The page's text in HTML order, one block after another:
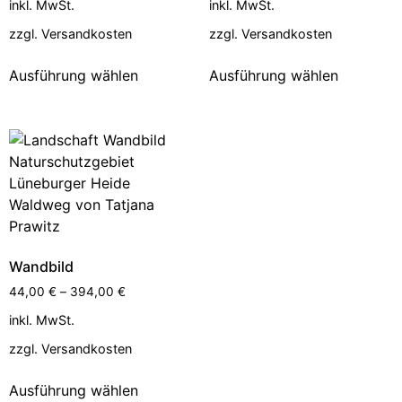
inkl. MwSt.
zzgl. Versandkosten
Ausführung wählen
inkl. MwSt.
zzgl. Versandkosten
Ausführung wählen
Wandbild
44,00 € – 394,00 €
inkl. MwSt.
zzgl. Versandkosten
Ausführung wählen